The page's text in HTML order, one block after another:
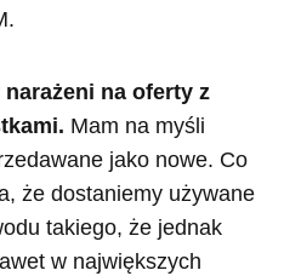
na oferty z
Mam na myśli
jako nowe. Co
że dostaniemy używane
takiego, że jednak
w największych